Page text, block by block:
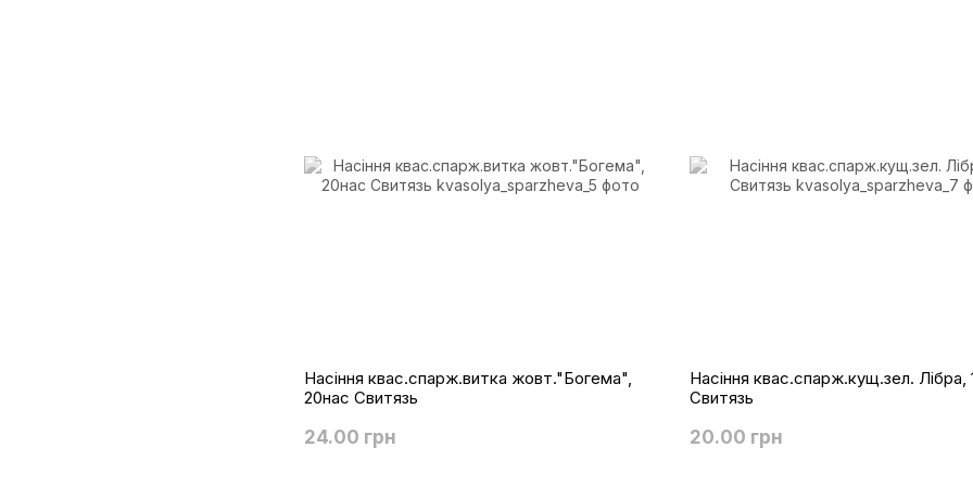
Насіння квас.спарж.витка жовт."Богема",
20нас Свитязь
24.00 грн
Насіння квас.спарж.кущ.зел. Лiбра,
Свитязь
20.00 грн